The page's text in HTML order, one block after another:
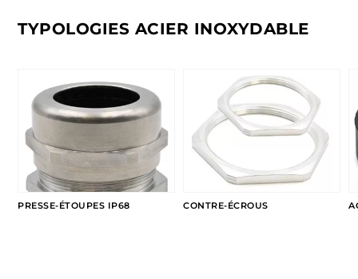
de filetage.
Normes d'hygiène élevées : idéales pour
nettoyage.
Versions conformes à la norme EN 45545-
2: pour les applications ferroviaires et le
matériel roulant.
Gamme d'accessoires dédiés
: pour élargir
les possibilités d'installation.
TYPOLOGIES ACIER INOXYDABLE
PRESSE-ÉTOUPES IP68 CONTRE-ÉCROUS